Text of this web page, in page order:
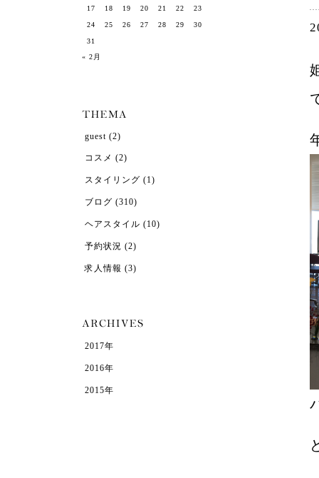
« 2月
17 18 19 20 21 22 23
24 25 26 27 28 29 30
31
guest (2)
コスメ (2)
スタイリング (1)
ブログ (310)
ヘアスタイル (10)
予約状況 (2)
求人情報 (3)
2017年
2016年
2015年